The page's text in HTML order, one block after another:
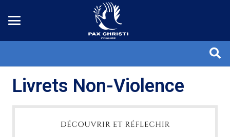
Livrets Non-Violence